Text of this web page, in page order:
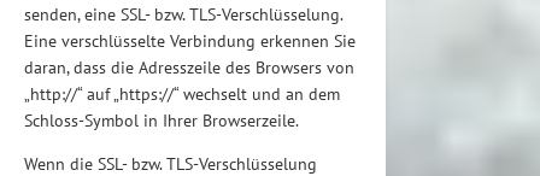
senden, eine SSL- bzw. TLS-Verschlüsselung.
Eine verschlüsselte Verbindung erkennen Sie
daran, dass die Adresszeile des Browsers von
„http://“ auf „https://“ wechselt und an dem
Schloss-Symbol in Ihrer Browserzeile.
Wenn die SSL- bzw. TLS-Verschlüsselung